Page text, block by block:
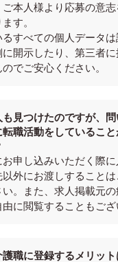
ご本人様より応募の意
す。
すべての個人データ
開示したり、第三者
でご安心ください。
見つけたのですが、問
転職活動をしているこ
申し込みいただく際
外にお渡しすること
。また、求人掲載元
に閲覧することもござ
職に登録するメリッ